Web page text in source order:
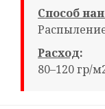
Способ
Расход:
80–120 гр/